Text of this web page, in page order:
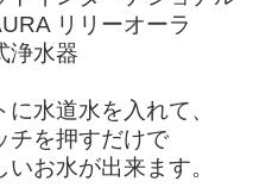
リリーオーラ
浄水器
に水道水を入れて、
チを押すだけで
いお水が出来ます。